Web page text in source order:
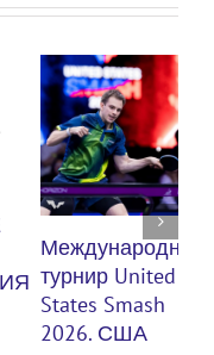
Международный
турнир United
States Smash
2026. США